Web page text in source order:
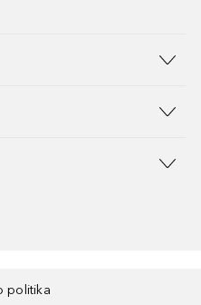
politika